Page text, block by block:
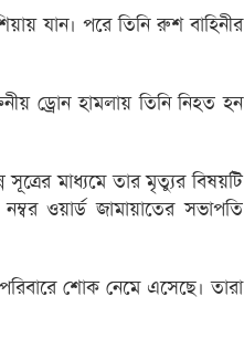
যান। পরে তিনি রুশ বাহিনীর
ড্রোন হামলায় তিনি নিহত হন
মাধ্যমে তার মৃত্যুর বিষয়টি
ওয়ার্ড জামায়াতের সভাপতি
শোক নেমে এসেছে। তারা